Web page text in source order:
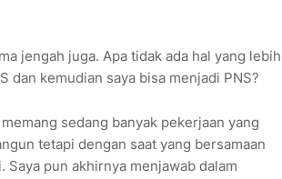
jengah juga. Apa tidak ada hal yang lebih
dan kemudian saya bisa menjadi PNS?
sedang banyak pekerjaan yang
tetapi dengan saat yang bersamaan
pun akhirnya menjawab dalam